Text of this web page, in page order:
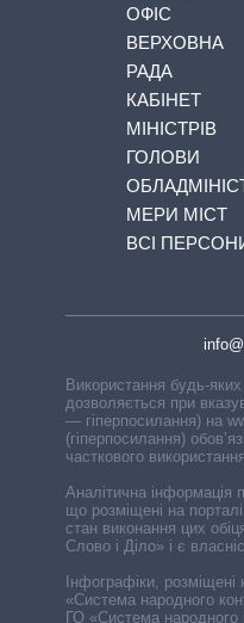
ОФІС
ВЕРХОВНА
РАДА
КАБІНЕТ
МІНІСТРІВ
ГОЛОВИ
МЕРИ МІСТ
ВСІ
Використання будь-яких
дозволяється при
— гіперпосилання) на
(гіперпосилання)
часткового
Аналітична інформація
що розміщені на
стан виконання цих
Слово і Діло» і є
Інфографіки, розміщені
«Система народного
ГО «Система народного